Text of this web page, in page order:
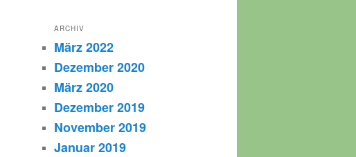
ARCHIV
März 2022
Dezember 2020
März 2020
Dezember 2019
November 2019
Januar 2019